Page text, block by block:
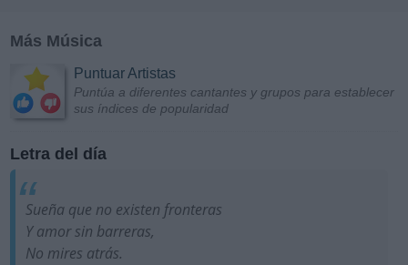
Más Música
Puntuar Artistas
Puntúa a diferentes cantantes y grupos para establecer
sus índices de popularidad
Letra del día
Sueña que no existen fronteras
Y amor sin barreras,
No mires atrás.